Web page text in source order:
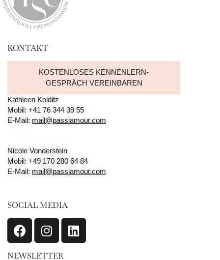
KONTAKT
KOSTENLOSES KENNENLERN-
GESPRÄCH VEREINBAREN
Kathleen Kolditz
Mobil: +41 76 344 39 55
E-Mail: mail@passiamour.com
Nicole Vonderstein
Mobil: +49 170 280 64 84
E-Mail: mail@passiamour.com
SOCIAL MEDIA
NEWSLETTER